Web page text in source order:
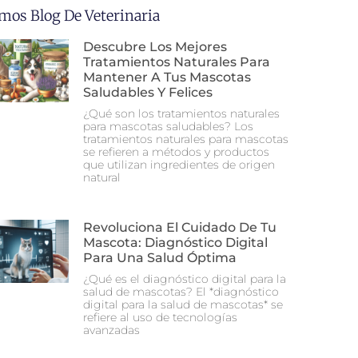
Blog De Veterinaria
Descubre Los Mejores
Tratamientos Naturales Para
Mantener A Tus Mascotas
Saludables Y Felices
¿Qué son los tratamientos naturales
para mascotas saludables? Los
tratamientos naturales para mascotas
se refieren a métodos y productos
que utilizan ingredientes de origen
natural
Revoluciona El Cuidado De Tu
Mascota: Diagnóstico Digital
Para Una Salud Óptima
¿Qué es el diagnóstico digital para la
salud de mascotas? El *diagnóstico
digital para la salud de mascotas* se
refiere al uso de tecnologías
avanzadas